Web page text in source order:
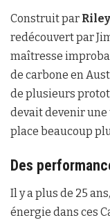
Construit par
redécouvert par
maîtresse
de carbone en
de plusieurs
devait devenir une
place beaucoup
Des
Il y a plus de 25 ans,
énergie dans ces